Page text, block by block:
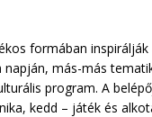
formában
más-más
program. A
kedd – játék és